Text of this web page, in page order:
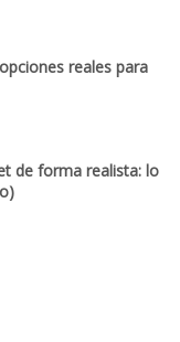
reales para
de forma realista: lo